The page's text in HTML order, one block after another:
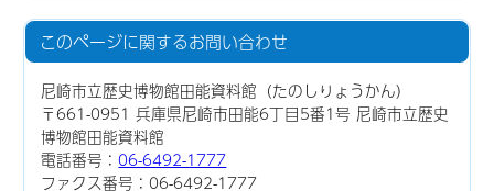
このページに関するお問い合わせ
尼崎市立歴史博物館田能資料館（たのしりょうかん）
〒661-0951 兵庫県尼崎市田能6丁目5番1号 尼崎市立歴史
博物館田能資料館
電話番号：06-6492-1777
ファクス番号：06-6492-1777